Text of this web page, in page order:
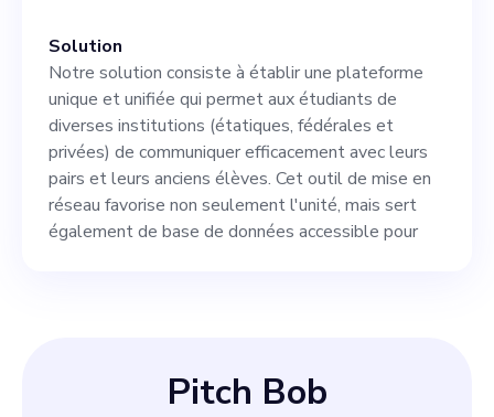
contribuerait aux décisions
stratégiques visant à
poursuivre la croissance de
manière durable. Donc, si
vous avez une passion
inébranlable pour la
Solution
Notre solution consiste à établir une plateforme
unique et unifiée qui permet aux étudiants de
diverses institutions (étatiques, fédérales et
privées) de communiquer efficacement avec leurs
pairs et leurs anciens élèves. Cet outil de mise en
réseau favorise non seulement l'unité, mais sert
également de base de données accessible pour
Pitch Bob